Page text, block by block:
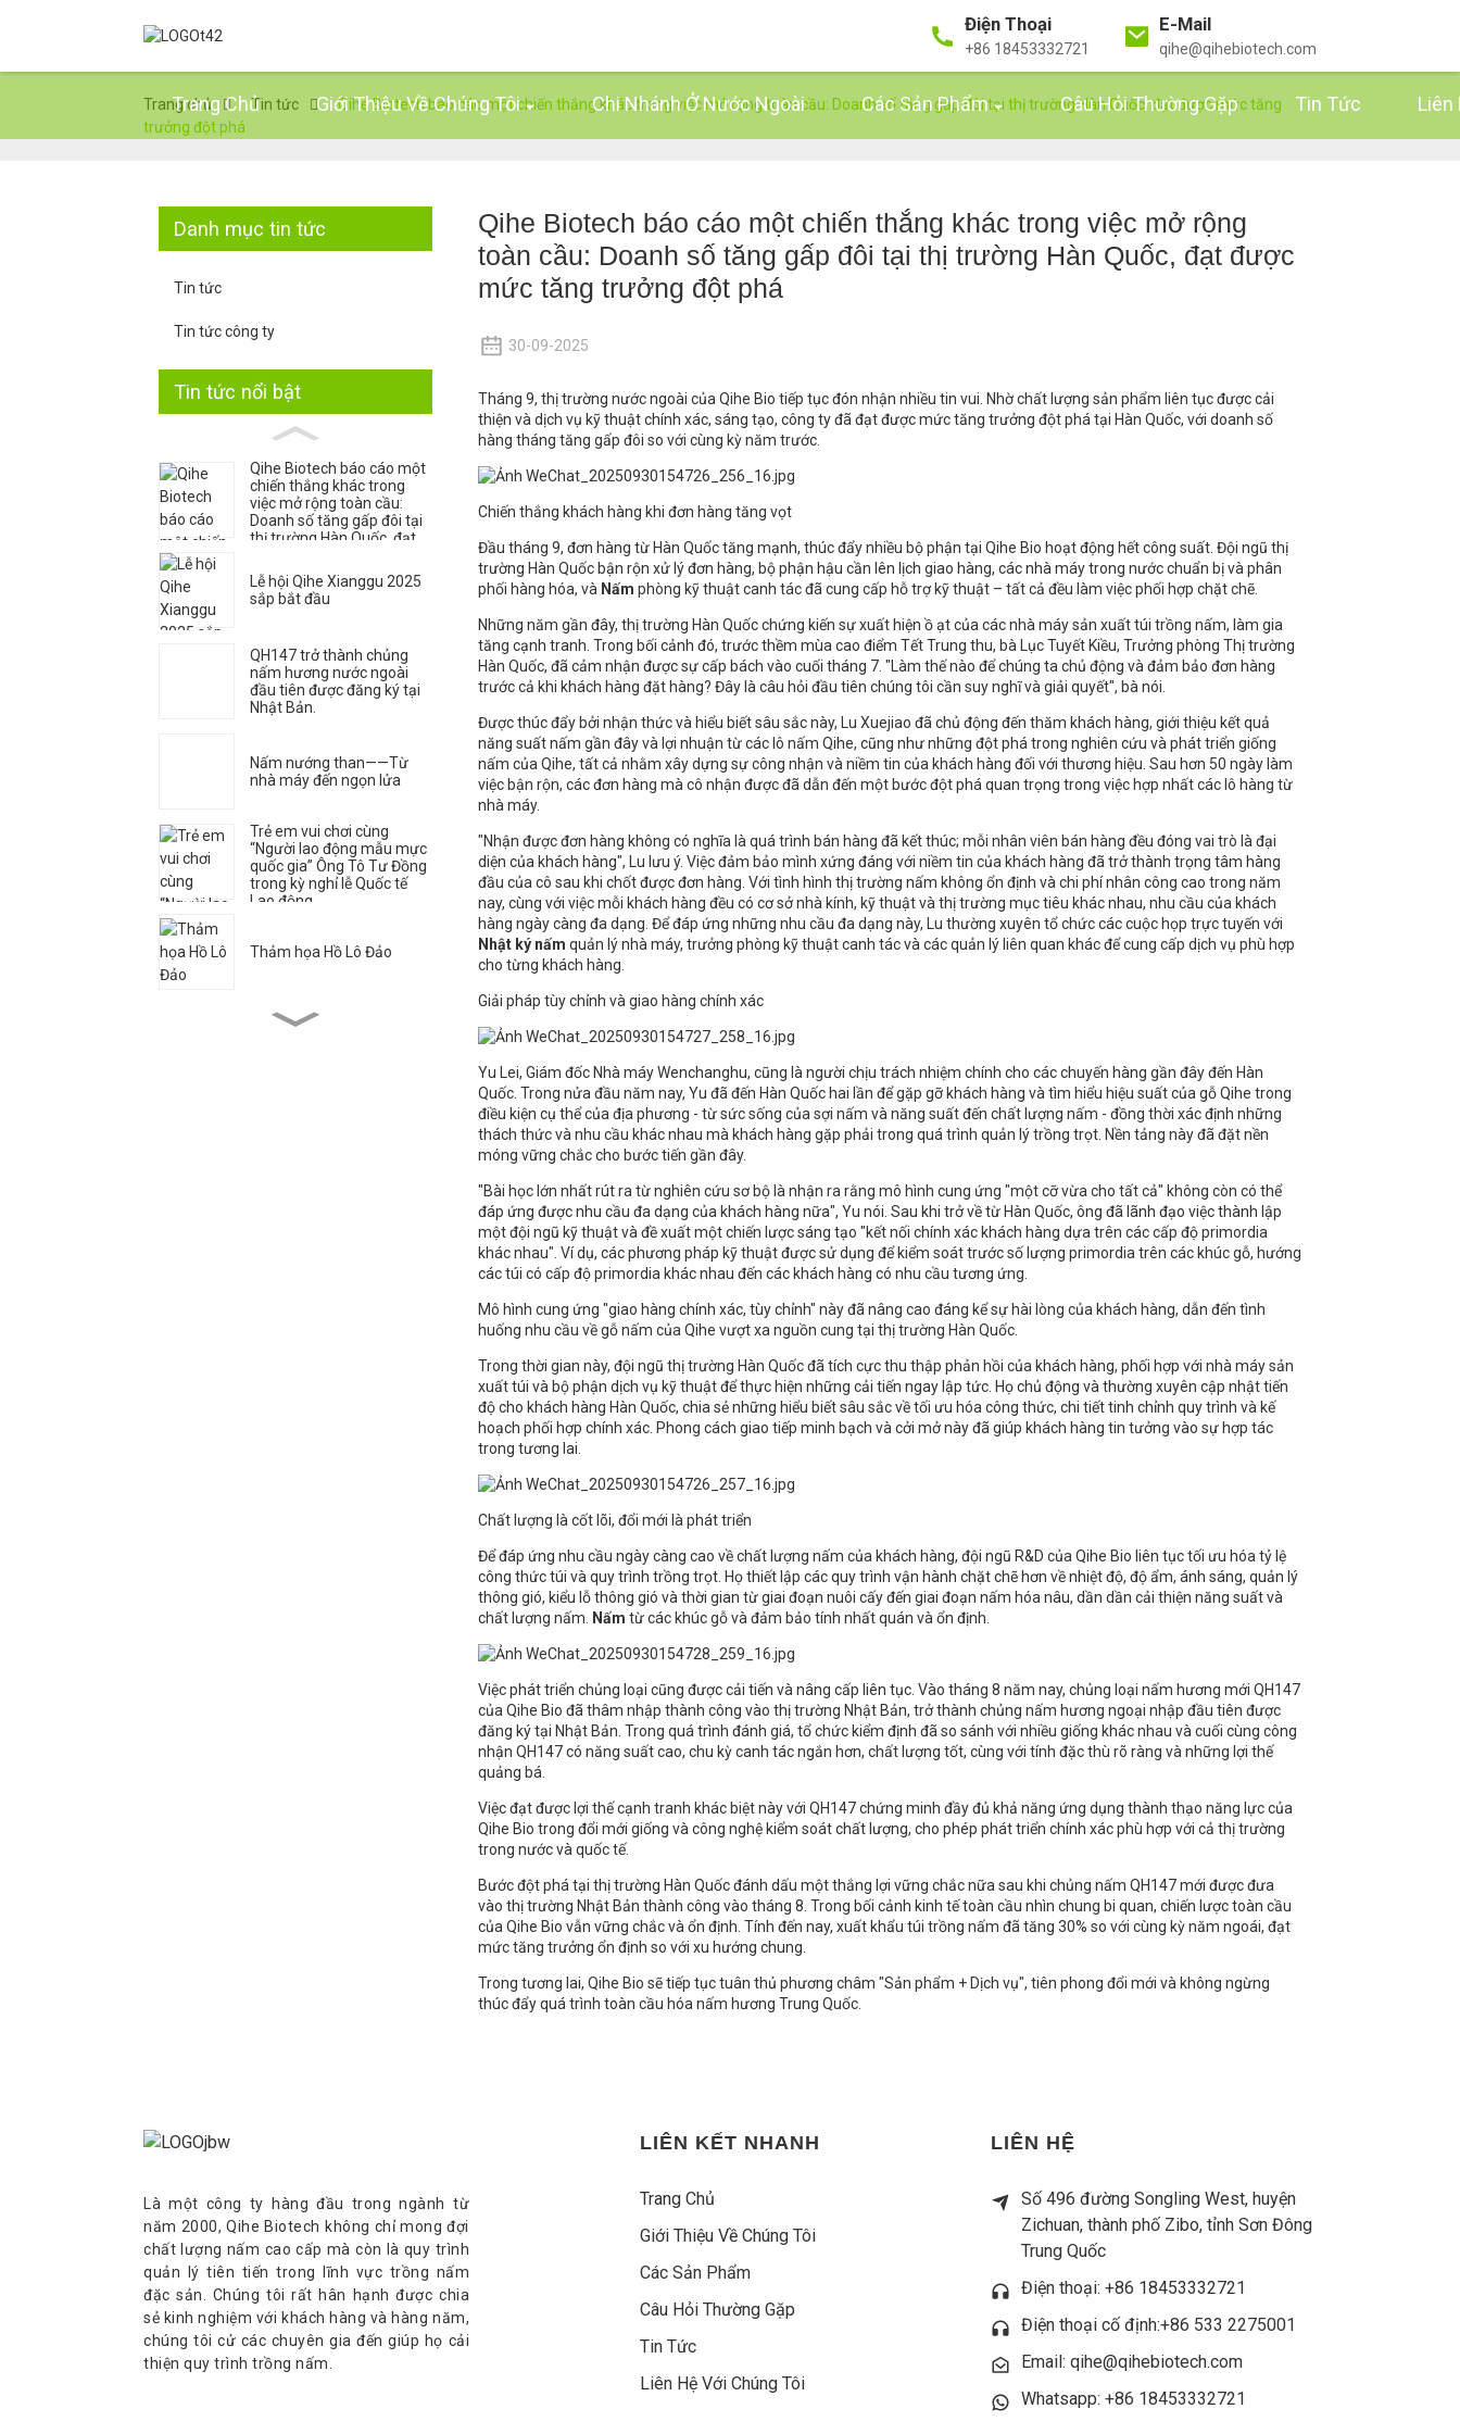
Điện Thoại
+86 18453332721
E-Mail
qihe@qihebiotech.com
Trang Chủ Giới Thiệu Về Chúng Tôi Chi Nhánh Ở Nước Ngoài Các Sản Phẩm Câu Hỏi Thường Gặp Tin Tức Liên
Trang chủ Tin tức
Qihe Biotech báo cáo một chiến thắng khác trong việc mở rộng toàn cầu: Doanh số tăng gấp đôi tại thị trường Hàn Quốc, đạt được mức tăng
trưởng đột phá
Danh mục tin tức
Tin tức
Tin tức công ty
Tin tức nổi bật
Qihe Biotech báo cáo một
chiến thắng khác trong
việc mở rộng toàn cầu:
Doanh số tăng gấp đôi tại
thị trường Hàn Quốc, đạt
phá
Lễ hội Qihe Xianggu 2025
sắp bắt đầu
QH147 trở thành chủng
nấm hương nước ngoài
đầu tiên được đăng ký tại
Nhật Bản.
Nấm nướng than——Từ
nhà máy đến ngọn lửa
Trẻ em vui chơi cùng
“Người lao động mẫu mực
quốc gia” Ông Tô Tư Đồng
trong kỳ nghỉ lễ Quốc tế
Lao động
Thảm họa Hồ Lô Đảo
Qihe Biotech báo cáo một chiến thắng khác trong việc mở rộng
toàn cầu: Doanh số tăng gấp đôi tại thị trường Hàn Quốc, đạt được
mức tăng trưởng đột phá
30-09-2025
Tháng 9, thị trường nước ngoài của Qihe Bio tiếp tục đón nhận nhiều tin vui. Nhờ chất lượng sản phẩm liên tục được cải
thiện và dịch vụ kỹ thuật chính xác, sáng tạo, công ty đã đạt được mức tăng trưởng đột phá tại Hàn Quốc, với doanh số
hàng tháng tăng gấp đôi so với cùng kỳ năm trước.
Chiến thắng khách hàng khi đơn hàng tăng vọt
Đầu tháng 9, đơn hàng từ Hàn Quốc tăng mạnh, thúc đẩy nhiều bộ phận tại Qihe Bio hoạt động hết công suất. Đội ngũ thị
trường Hàn Quốc bận rộn xử lý đơn hàng, bộ phận hậu cần lên lịch giao hàng, các nhà máy trong nước chuẩn bị và phân
phối hàng hóa, và Nấm phòng kỹ thuật canh tác đã cung cấp hỗ trợ kỹ thuật – tất cả đều làm việc phối hợp chặt chẽ.
Những năm gần đây, thị trường Hàn Quốc chứng kiến ​​sự xuất hiện ồ ạt của các nhà máy sản xuất túi trồng nấm, làm gia
tăng cạnh tranh. Trong bối cảnh đó, trước thềm mùa cao điểm Tết Trung thu, bà Lục Tuyết Kiều, Trưởng phòng Thị trường
Hàn Quốc, đã cảm nhận được sự cấp bách vào cuối tháng 7. "Làm thế nào để chúng ta chủ động và đảm bảo đơn hàng
trước cả khi khách hàng đặt hàng? Đây là câu hỏi đầu tiên chúng tôi cần suy nghĩ và giải quyết", bà nói.
Được thúc đẩy bởi nhận thức và hiểu biết sâu sắc này, Lu Xuejiao đã chủ động đến thăm khách hàng, giới thiệu kết quả
năng suất nấm gần đây và lợi nhuận từ các lô nấm Qihe, cũng như những đột phá trong nghiên cứu và phát triển giống
nấm của Qihe, tất cả nhằm xây dựng sự công nhận và niềm tin của khách hàng đối với thương hiệu. Sau hơn 50 ngày làm
việc bận rộn, các đơn hàng mà cô nhận được đã dẫn đến một bước đột phá quan trọng trong việc hợp nhất các lô hàng từ
nhà máy.
"Nhận được đơn hàng không có nghĩa là quá trình bán hàng đã kết thúc; mỗi nhân viên bán hàng đều đóng vai trò là đại
diện của khách hàng", Lu lưu ý. Việc đảm bảo mình xứng đáng với niềm tin của khách hàng đã trở thành trọng tâm hàng
đầu của cô sau khi chốt được đơn hàng. Với tình hình thị trường nấm không ổn định và chi phí nhân công cao trong năm
nay, cùng với việc mỗi khách hàng đều có cơ sở nhà kính, kỹ thuật và thị trường mục tiêu khác nhau, nhu cầu của khách
hàng ngày càng đa dạng. Để đáp ứng những nhu cầu đa dạng này, Lu thường xuyên tổ chức các cuộc họp trực tuyến với
Nhật ký nấm quản lý nhà máy, trưởng phòng kỹ thuật canh tác và các quản lý liên quan khác để cung cấp dịch vụ phù hợp
cho từng khách hàng.
Giải pháp tùy chỉnh và giao hàng chính xác
Yu Lei, Giám đốc Nhà máy Wenchanghu, cũng là người chịu trách nhiệm chính cho các chuyến hàng gần đây đến Hàn
Quốc. Trong nửa đầu năm nay, Yu đã đến Hàn Quốc hai lần để gặp gỡ khách hàng và tìm hiểu hiệu suất của gỗ Qihe trong
điều kiện cụ thể của địa phương - từ sức sống của sợi nấm và năng suất đến chất lượng nấm - đồng thời xác định những
thách thức và nhu cầu khác nhau mà khách hàng gặp phải trong quá trình quản lý trồng trọt. Nền tảng này đã đặt nền
móng vững chắc cho bước tiến gần đây.
"Bài học lớn nhất rút ra từ nghiên cứu sơ bộ là nhận ra rằng mô hình cung ứng "một cỡ vừa cho tất cả" không còn có thể
đáp ứng được nhu cầu đa dạng của khách hàng nữa", Yu nói. Sau khi trở về từ Hàn Quốc, ông đã lãnh đạo việc thành lập
một đội ngũ kỹ thuật và đề xuất một chiến lược sáng tạo "kết nối chính xác khách hàng dựa trên các cấp độ primordia
khác nhau". Ví dụ, các phương pháp kỹ thuật được sử dụng để kiểm soát trước số lượng primordia trên các khúc gỗ, hướng
các túi có cấp độ primordia khác nhau đến các khách hàng có nhu cầu tương ứng.
Mô hình cung ứng "giao hàng chính xác, tùy chỉnh" này đã nâng cao đáng kể sự hài lòng của khách hàng, dẫn đến tình
huống nhu cầu về gỗ nấm của Qihe vượt xa nguồn cung tại thị trường Hàn Quốc.
Trong thời gian này, đội ngũ thị trường Hàn Quốc đã tích cực thu thập phản hồi của khách hàng, phối hợp với nhà máy sản
xuất túi và bộ phận dịch vụ kỹ thuật để thực hiện những cải tiến ngay lập tức. Họ chủ động và thường xuyên cập nhật tiến
độ cho khách hàng Hàn Quốc, chia sẻ những hiểu biết sâu sắc về tối ưu hóa công thức, chi tiết tinh chỉnh quy trình và kế
hoạch phối hợp chính xác. Phong cách giao tiếp minh bạch và cởi mở này đã giúp khách hàng tin tưởng vào sự hợp tác
trong tương lai.
Chất lượng là cốt lõi, đổi mới là phát triển
Để đáp ứng nhu cầu ngày càng cao về chất lượng nấm của khách hàng, đội ngũ R&D của Qihe Bio liên tục tối ưu hóa tỷ lệ
công thức túi và quy trình trồng trọt. Họ thiết lập các quy trình vận hành chặt chẽ hơn về nhiệt độ, độ ẩm, ánh sáng, quản lý
thông gió, kiểu lỗ thông gió và thời gian từ giai đoạn nuôi cấy đến giai đoạn nấm hóa nâu, dần dần cải thiện năng suất và
chất lượng nấm. Nấm từ các khúc gỗ và đảm bảo tính nhất quán và ổn định.
Việc phát triển chủng loại cũng được cải tiến và nâng cấp liên tục. Vào tháng 8 năm nay, chủng loại nấm hương mới QH147
của Qihe Bio đã thâm nhập thành công vào thị trường Nhật Bản, trở thành chủng nấm hương ngoại nhập đầu tiên được
đăng ký tại Nhật Bản. Trong quá trình đánh giá, tổ chức kiểm định đã so sánh với nhiều giống khác nhau và cuối cùng công
nhận QH147 có năng suất cao, chu kỳ canh tác ngắn hơn, chất lượng tốt, cùng với tính đặc thù rõ ràng và những lợi thế
quảng bá.
Việc đạt được lợi thế cạnh tranh khác biệt này với QH147 chứng minh đầy đủ khả năng ứng dụng thành thạo năng lực của
Qihe Bio trong đổi mới giống và công nghệ kiểm soát chất lượng, cho phép phát triển chính xác phù hợp với cả thị trường
trong nước và quốc tế.
Bước đột phá tại thị trường Hàn Quốc đánh dấu một thắng lợi vững chắc nữa sau khi chủng nấm QH147 mới được đưa
vào thị trường Nhật Bản thành công vào tháng 8. Trong bối cảnh kinh tế toàn cầu nhìn chung bi quan, chiến lược toàn cầu
của Qihe Bio vẫn vững chắc và ổn định. Tính đến nay, xuất khẩu túi trồng nấm đã tăng 30% so với cùng kỳ năm ngoái, đạt
mức tăng trưởng ổn định so với xu hướng chung.
Trong tương lai, Qihe Bio sẽ tiếp tục tuân thủ phương châm "Sản phẩm + Dịch vụ", tiên phong đổi mới và không ngừng
thúc đẩy quá trình toàn cầu hóa nấm hương Trung Quốc.
Là một công ty hàng đầu trong ngành từ
năm 2000, Qihe Biotech không chỉ mong đợi
chất lượng nấm cao cấp mà còn là quy trình
quản lý tiên tiến trong lĩnh vực trồng nấm
đặc sản. Chúng tôi rất hân hạnh được chia
sẻ kinh nghiệm với khách hàng và hàng năm,
chúng tôi cử các chuyên gia đến giúp họ cải
thiện quy trình trồng nấm.
LIÊN KẾT NHANH
Trang Chủ
Giới Thiệu Về Chúng Tôi
Các Sản Phẩm
Câu Hỏi Thường Gặp
Tin Tức
Liên Hệ Với Chúng Tôi
LIÊN HỆ
Số 496 đường Songling West, huyện
Zichuan, thành phố Zibo, tỉnh Sơn Đông
Trung Quốc
Điện thoại: +86 18453332721
Điện thoại cố định:+86 533 2275001
Email: qihe@qihebiotech.com
Whatsapp: +86 18453332721